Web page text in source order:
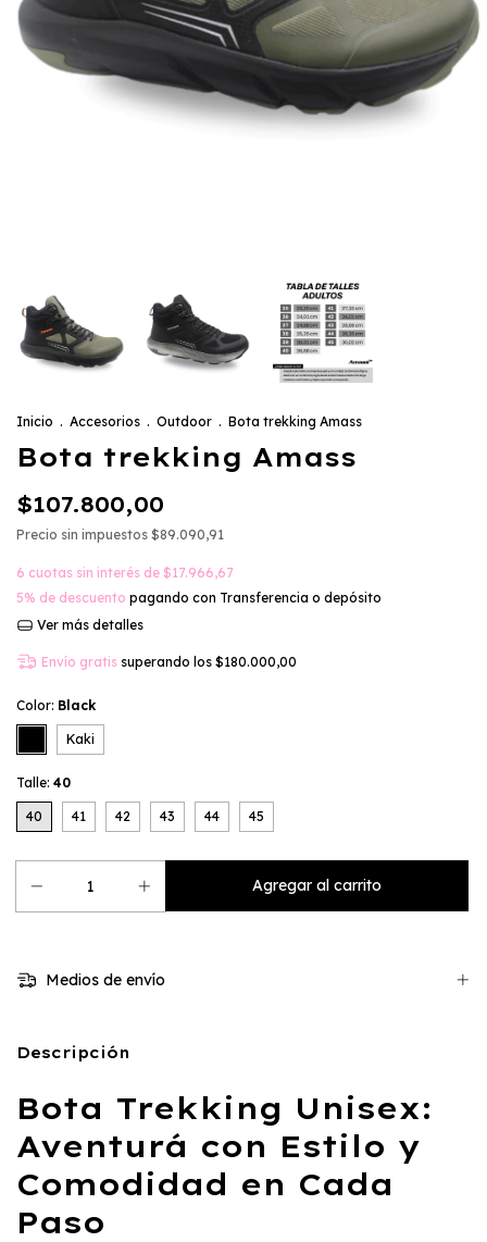
Inicio . Accesorios . Outdoor . Bota trekking Amass
Bota trekking Amass
$107.800,00
Precio sin impuestos $89.090,91
6 cuotas sin interés de $17.966,67
5% de descuento pagando con Transferencia o depósito
Ver más detalles
Envío gratis superando los $180.000,00
Color: Black
Kaki
Talle: 40
40 41 42 43 44 45
Medios de envío
Descripción
Bota Trekking Unisex:
Aventurá con Estilo y
Comodidad en Cada
Paso